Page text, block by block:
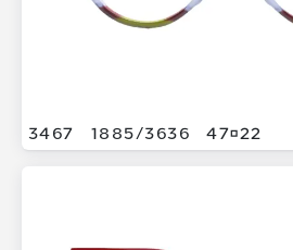
3467 1885/3636 4722